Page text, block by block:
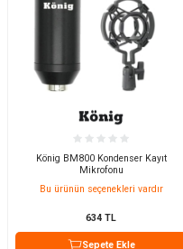
König BM800 Kondenser Kayıt
Mikrofonu
Bu ürünün seçenekleri vardır
634 TL
Sepete Ekle